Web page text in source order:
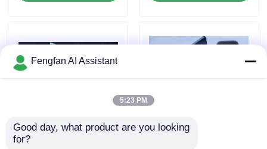
Nachrichten
Chemikalien zur Verzinkung
TR-138 Dreiwertiger
Fengfan AI Assistant
5:23 PM
Good day, what product are you looking
for?